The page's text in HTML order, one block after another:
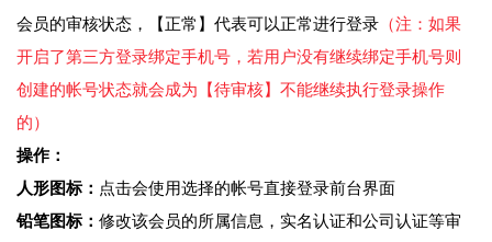
会员的审核状态，【正常】代表可以正常进行登录（注：如果
开启了第三方登录绑定手机号，若用户没有继续绑定手机号则
创建的帐号状态就会成为【待审核】不能继续执行登录操作
的）
操作：
人形图标： 点击会使用选择的帐号直接登录前台界面
铅笔图标： 修改该会员的所属信息，实名认证和公司认证等审